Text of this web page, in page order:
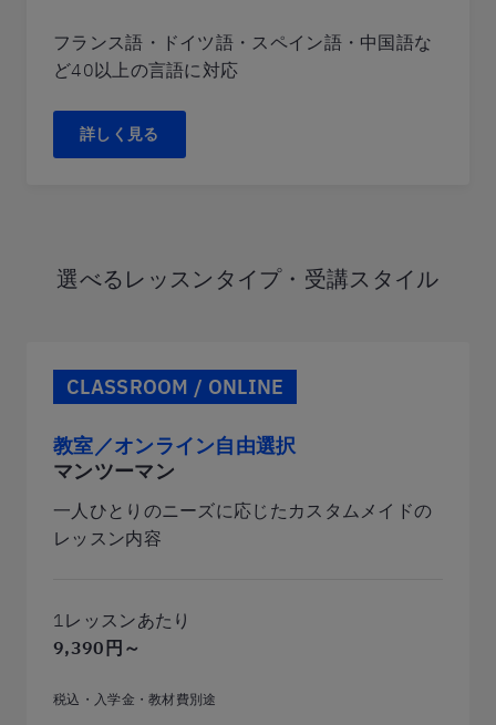
フランス語・ドイツ語・スペイン語・中国語な
ど40以上の言語に対応
詳しく見る
選べるレッスンタイプ・受講スタイル
CLASSROOM / ONLINE
教室／オンライン自由選択
マンツーマン
一人ひとりのニーズに応じたカスタムメイドの
レッスン内容
1レッスンあたり
9,390円～
税込・入学金・教材費別途